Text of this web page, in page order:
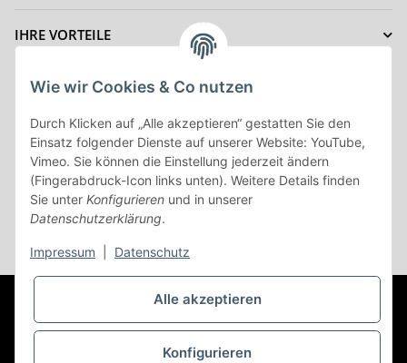
IHRE VORTEILE
ZAHLUNGSMÖGLICHKEITEN
Vertrag Widerrufen
* Alle Preise inkl. gesetzlicher USt., zzgl.
Besucherzähler: 44742688
Developed byThemehero
Powered byJTL-Shop
Wie wir Cookies & Co nutzen
Durch Klicken auf „Alle akzeptieren“ gestatten Sie den
Einsatz folgender Dienste auf unserer Website: YouTube,
Vimeo. Sie können die Einstellung jederzeit ändern
(Fingerabdruck-Icon links unten). Weitere Details finden
Sie unter Konfigurieren und in unserer
Datenschutzerklärung.
Impressum Datenschutz
Alle akzeptieren
Konfigurieren